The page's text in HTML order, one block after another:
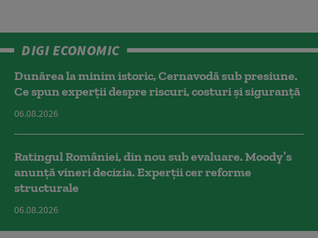
DIGI ECONOMIC
Dunărea la minim istoric, Cernavodă sub presiune.
Ce spun experții despre riscuri, costuri și siguranță
06.08.2026
Ratingul României, din nou sub evaluare. Moody’s
anunță vineri decizia. Experții cer reforme
structurale
06.08.2026